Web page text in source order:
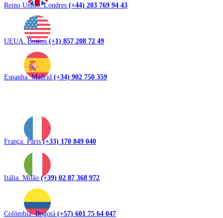
Reino Unido. Londres (+44) 203 769 94 43
UEUA. Boston(+1) 857 208 72 49
Espanha. Madrid (+34) 902 750 359
França. Paris(+33) 170 849 040
Itália. Milão (+39) 02 87 368 972
Colômbia. Bogotá (+57) 601 75 64 047